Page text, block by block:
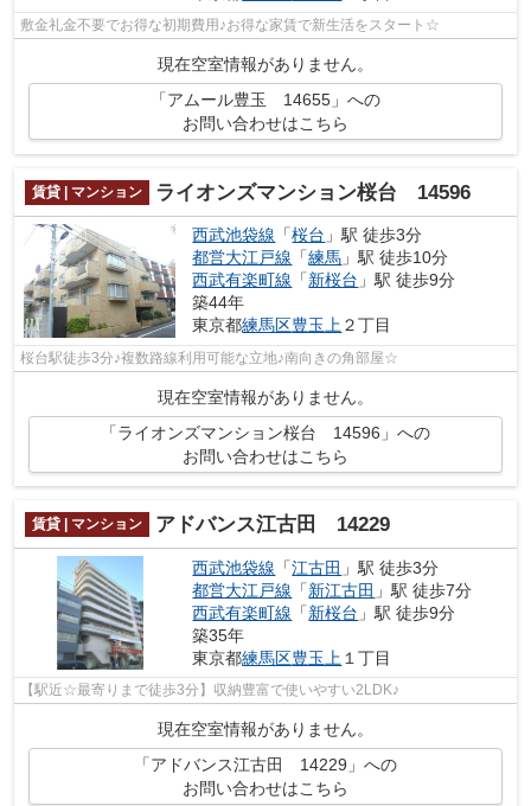
敷金礼金不要でお得な初期費用♪お得な家賃で新生活をスタート☆
現在空室情報がありません。
「アムール豊玉 14655」への
お問い合わせはこちら
賃貸 | マンション ライオンズマンション桜台 14596
西武池袋線 「桜台 」駅 徒歩3分
都営大江戸線 「練馬 」駅 徒歩10分
西武有楽町線 「新桜台 」駅 徒歩9分
築44年
東京都練馬区豊玉上 ２丁目
桜台駅徒歩3分♪複数路線利用可能な立地♪南向きの角部屋☆
現在空室情報がありません。
「ライオンズマンション桜台 14596」への
お問い合わせはこちら
賃貸 | マンション アドバンス江古田 14229
西武池袋線 「江古田 」駅 徒歩3分
都営大江戸線 「新江古田 」駅 徒歩7分
西武有楽町線 「新桜台 」駅 徒歩9分
築35年
東京都練馬区豊玉上 １丁目
【駅近☆最寄りまで徒歩3分】収納豊富で使いやすい2LDK♪
現在空室情報がありません。
「アドバンス江古田 14229」への
お問い合わせはこちら